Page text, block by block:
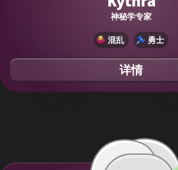
神秘学专家
混乱 勇士
详情